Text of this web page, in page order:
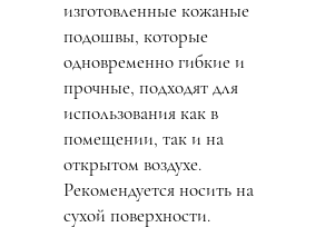
изготовленные кожаные
подошвы, которые
одновременно гибкие и
прочные, подходят для
использования как в
помещении, так и на
открытом воздухе.
Рекомендуется носить на
сухой поверхности.